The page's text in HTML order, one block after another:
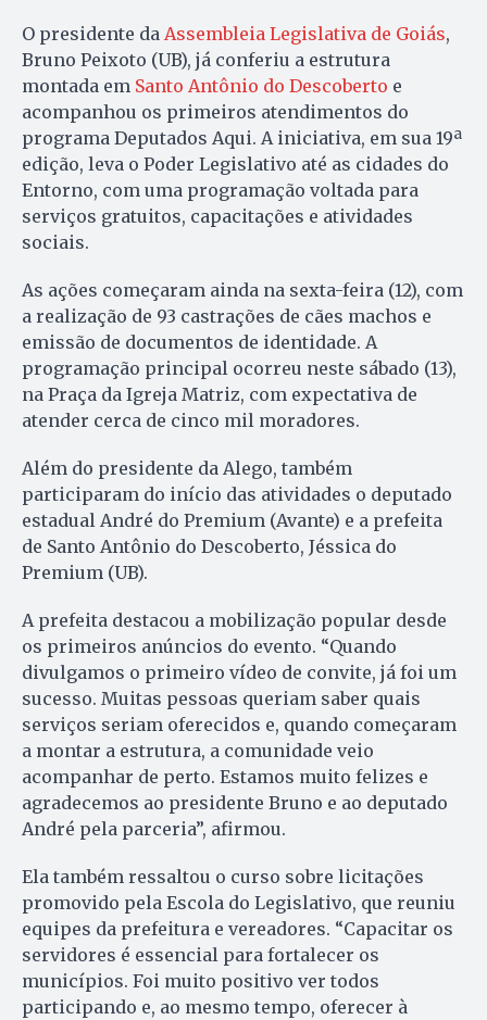
O presidente da Assembleia Legislativa de Goiás,
Bruno Peixoto (UB), já conferiu a estrutura
montada em Santo Antônio do Descoberto e
acompanhou os primeiros atendimentos do
programa Deputados Aqui. A iniciativa, em sua 19ª
edição, leva o Poder Legislativo até as cidades do
Entorno, com uma programação voltada para
serviços gratuitos, capacitações e atividades
sociais.
As ações começaram ainda na sexta-feira (12), com
a realização de 93 castrações de cães machos e
emissão de documentos de identidade. A
programação principal ocorreu neste sábado (13),
na Praça da Igreja Matriz, com expectativa de
atender cerca de cinco mil moradores.
Além do presidente da Alego, também
participaram do início das atividades o deputado
estadual André do Premium (Avante) e a prefeita
de Santo Antônio do Descoberto, Jéssica do
Premium (UB).
A prefeita destacou a mobilização popular desde
os primeiros anúncios do evento. “Quando
divulgamos o primeiro vídeo de convite, já foi um
sucesso. Muitas pessoas queriam saber quais
serviços seriam oferecidos e, quando começaram
a montar a estrutura, a comunidade veio
acompanhar de perto. Estamos muito felizes e
agradecemos ao presidente Bruno e ao deputado
André pela parceria”, afirmou.
Ela também ressaltou o curso sobre licitações
promovido pela Escola do Legislativo, que reuniu
equipes da prefeitura e vereadores. “Capacitar os
servidores é essencial para fortalecer os
municípios. Foi muito positivo ver todos
participando e, ao mesmo tempo, oferecer à